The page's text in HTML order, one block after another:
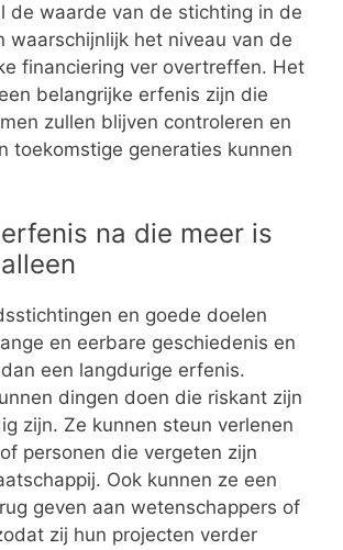
de waarde van de stichting in de
waarschijnlijk het niveau van de
financiering ver overtreffen. Het
belangrijke erfenis zijn die
zullen blijven controleren en
toekomstige generaties kunnen
na die meer is
en goede doelen
en eerbare geschiedenis en
een langdurige erfenis.
dingen doen die riskant zijn
zijn. Ze kunnen steun verlenen
personen die vergeten zijn
Ook kunnen ze een
geven aan wetenschappers of
zij hun projecten verder